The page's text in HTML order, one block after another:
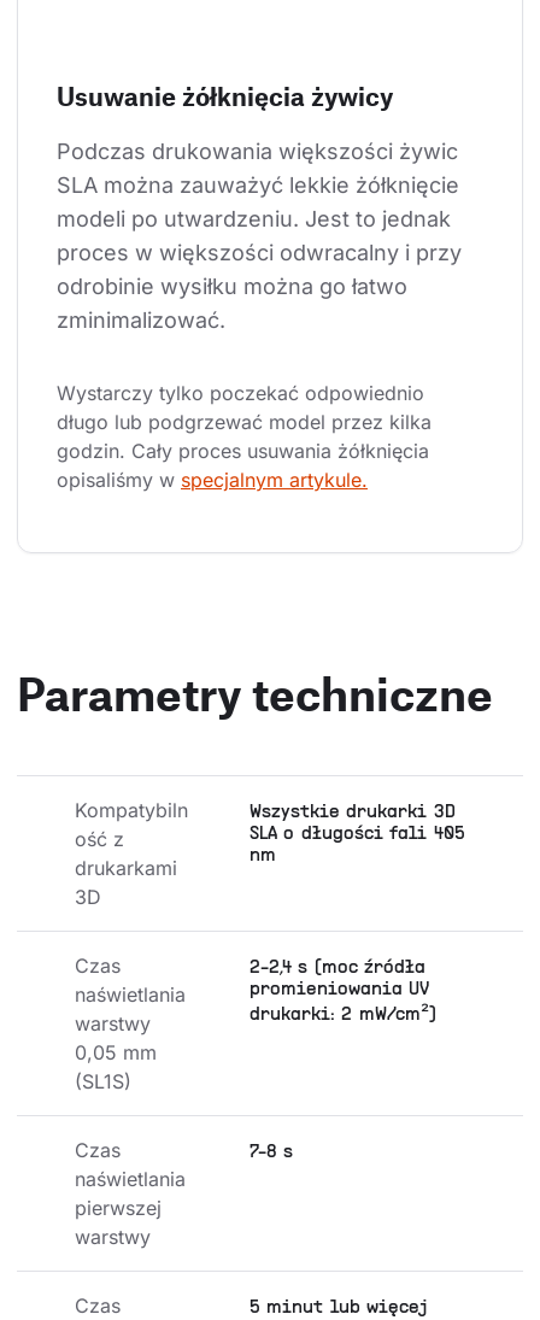
Usuwanie żółknięcia żywicy
Podczas drukowania większości żywic
SLA można zauważyć lekkie żółknięcie
modeli po utwardzeniu. Jest to jednak
proces w większości odwracalny i przy
odrobinie wysiłku można go łatwo
zminimalizować.
Wystarczy tylko poczekać odpowiednio
długo lub podgrzewać model przez kilka
godzin. Cały proces usuwania żółknięcia
opisaliśmy w specjalnym artykule.
Parametry techniczne
Kompatybiln
ość z
drukarkami
3D
Wszystkie drukarki 3D
SLA o długości fali 405
nm
Czas
naświetlania
warstwy
0,05 mm
(SL1S)
2-2,4 s (moc źródła
promieniowania UV
drukarki: 2 mW/cm²)
Czas
naświetlania
pierwszej
warstwy
7-8 s
Czas
5 minut lub więcej